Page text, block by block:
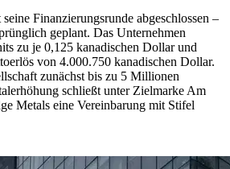
Finanzierungsrunde abgeschlossen –
geplant. Das Unternehmen
zu je 0,125 kanadischen Dollar und
von 4.000.750 kanadischen Dollar.
zunächst bis zu 5 Millionen
schließt unter Zielmarke Am
Metals eine Vereinbarung mit Stifel